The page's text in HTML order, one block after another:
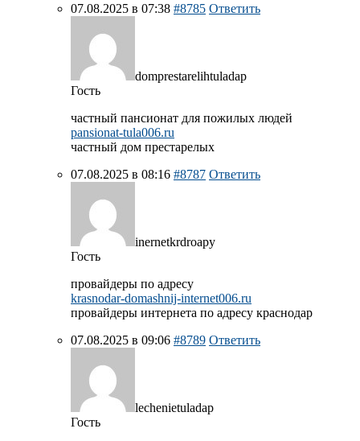
07.08.2025 в 07:38 #8785 Ответить
domprestarelihtuladap
Гость
частный пансионат для пожилых людей
pansionat-tula006.ru
частный дом престарелых
07.08.2025 в 08:16 #8787 Ответить
inernetkrdroapy
Гость
провайдеры по адресу
krasnodar-domashnij-internet006.ru
провайдеры интернета по адресу краснодар
07.08.2025 в 09:06 #8789 Ответить
lechenietuladap
Гость